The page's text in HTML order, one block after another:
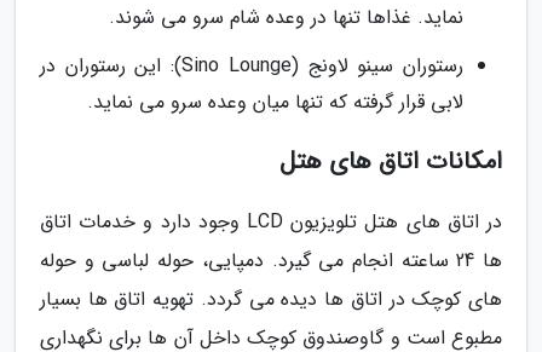
نماید. غذاها تنها در وعده شام سرو می شوند.
رستوران سینو لاونج (Sino Lounge): این رستوران در
لابی قرار گرفته که تنها میان وعده سرو می نماید.
امکانات اتاق های هتل
در اتاق های هتل تلویزیون LCD وجود دارد و خدمات اتاق
ها 24 ساعته انجام می گیرد. دمپایی، حوله لباسی و حوله
های کوچک در اتاق ها دیده می گردد. تهویه اتاق ها بسیار
مطبوع است و گاوصندوق کوچک داخل آن ها برای نگهداری